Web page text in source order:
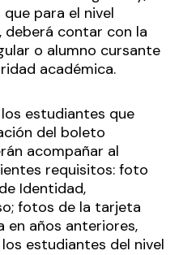
para el nivel
contar con la
o alumno cursante
académica.
estudiantes que
del boleto
acompañar al
requisitos: foto
Identidad,
fotos de la tarjeta
años anteriores,
estudiantes del nivel